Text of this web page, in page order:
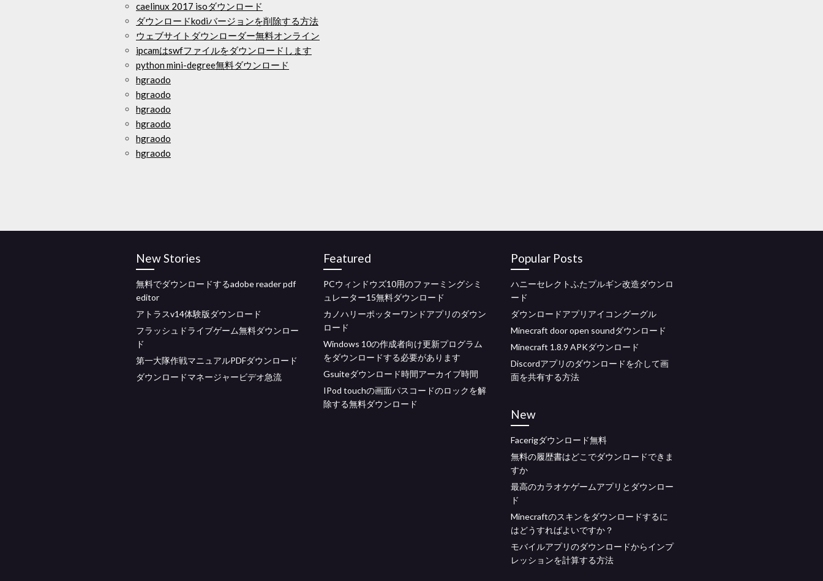
caelinux 2017 isoダウンロード
ダウンロードkodiバージョンを削除する方法
ウェブサイトダウンローダー無料オンライン
ipcamはswfファイルをダウンロードします
python mini-degree無料ダウンロード
hgraodo
hgraodo
hgraodo
hgraodo
hgraodo
hgraodo
New Stories
無料でダウンロードするadobe reader pdf
editor
アトラスv14体験版ダウンロード
フラッシュドライブゲーム無料ダウンロー
ド
第一大隊作戦マニュアルPDFダウンロード
ダウンロードマネージャービデオ急流
Featured
PCウィンドウズ10用のファーミングシミ
ュレーター15無料ダウンロード
カノハリーポッターワンドアプリのダウン
ロード
Windows 10の作成者向け更新プログラム
をダウンロードする必要があります
Gsuiteダウンロード時間アーカイブ時間
IPod touchの画面パスコードのロックを解
除する無料ダウンロード
Popular Posts
ハニーセレクトふたプルギン改造ダウンロ
ード
ダウンロードアプリアイコングーグル
Minecraft door open soundダウンロード
Minecraft 1.8.9 APKダウンロード
Discordアプリのダウンロードを介して画
面を共有する方法
New
Facerigダウンロード無料
無料の履歴書はどこでダウンロードできま
すか
最高のカラオケゲームアプリとダウンロー
ド
Minecraftのスキンをダウンロードするに
はどうすればよいですか？
モバイルアプリのダウンロードからインプ
レッションを計算する方法